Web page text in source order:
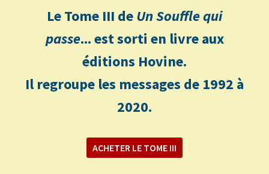
Le Tome III deUn Souffle qui
passe... est sorti en livre aux
éditions Hovine.
Il regroupe les messages de 1992 à
2020.
ACHETER LE TOME III